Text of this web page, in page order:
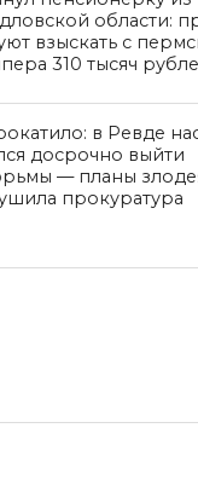
области:
взыскать с
310 тысяч
в Ревде
досрочно выйти
— планы
прокуратура